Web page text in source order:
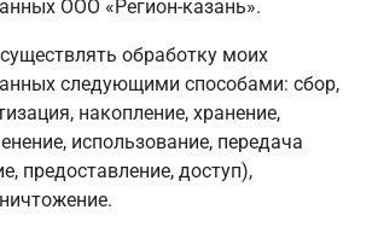
ООО «Регион-казань».
обработку моих
следующими способами: сбор,
накопление, хранение,
использование, передача
предоставление, доступ),